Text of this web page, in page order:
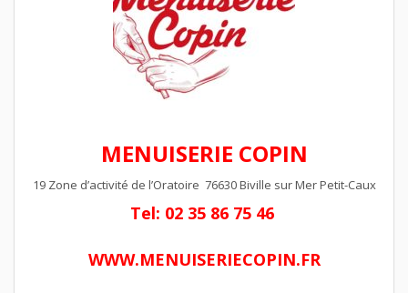
MENUISERIE COPIN
19 Zone d’activité de l’Oratoire 76630 Biville sur Mer Petit-Caux
Tel: 02 35 86 75 46
WWW.MENUISERIECOPIN.FR